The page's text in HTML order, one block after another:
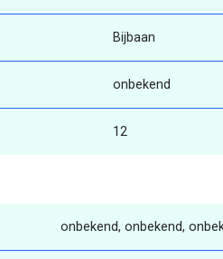
Bijbaan
onbekend
12
onbekend, onbekend,